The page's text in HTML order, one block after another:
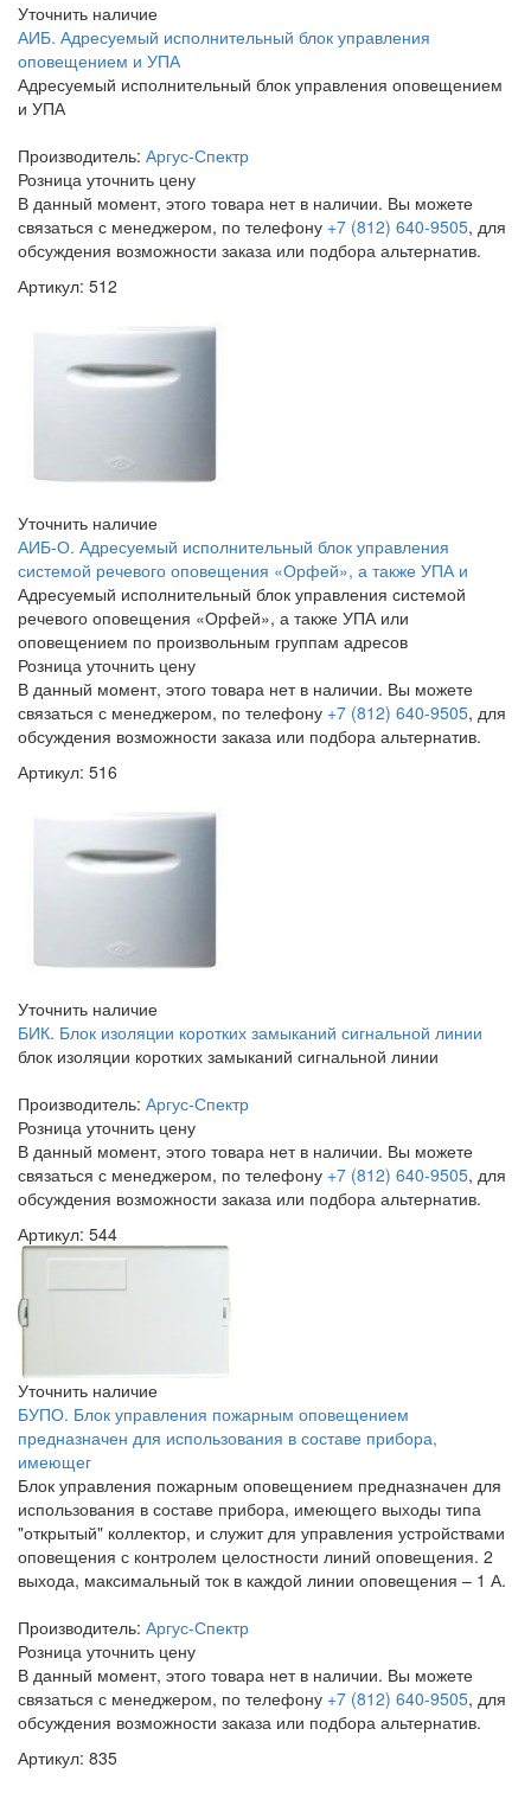
Уточнить наличие
АИБ. Адресуемый исполнительный блок управления
оповещением и УПА
Адресуемый исполнительный блок управления оповещением
и УПА
Производитель: Аргус-Спектр
Розница уточнить цену
В данный момент, этого товара нет в наличии. Вы можете
связаться с менеджером, по телефону +7 (812) 640-9505, для
обсуждения возможности заказа или подбора альтернатив.
Артикул: 512
Уточнить наличие
АИБ-О. Адресуемый исполнительный блок управления
системой речевого оповещения «Орфей», а также УПА и
Адресуемый исполнительный блок управления системой
речевого оповещения «Орфей», а также УПА или
оповещением по произвольным группам адресов
Розница уточнить цену
В данный момент, этого товара нет в наличии. Вы можете
связаться с менеджером, по телефону +7 (812) 640-9505, для
обсуждения возможности заказа или подбора альтернатив.
Артикул: 516
Уточнить наличие
БИК. Блок изоляции коротких замыканий сигнальной линии
блок изоляции коротких замыканий сигнальной линии
Производитель: Аргус-Спектр
Розница уточнить цену
В данный момент, этого товара нет в наличии. Вы можете
связаться с менеджером, по телефону +7 (812) 640-9505, для
обсуждения возможности заказа или подбора альтернатив.
Артикул: 544
Уточнить наличие
БУПО. Блок управления пожарным оповещением
предназначен для использования в составе прибора,
имеющег
Блок управления пожарным оповещением предназначен для
использования в составе прибора, имеющего выходы типа
"открытый" коллектор, и служит для управления устройствами
оповещения с контролем целостности линий оповещения. 2
выхода, максимальный ток в каждой линии оповещения – 1 А.
Производитель: Аргус-Спектр
Розница уточнить цену
В данный момент, этого товара нет в наличии. Вы можете
связаться с менеджером, по телефону +7 (812) 640-9505, для
обсуждения возможности заказа или подбора альтернатив.
Артикул: 835